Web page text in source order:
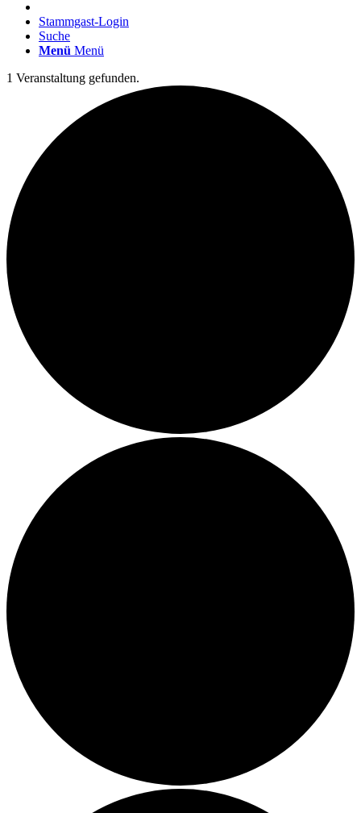
Stammgast-Login
Suche
Menü Menü
1 Veranstaltung gefunden.